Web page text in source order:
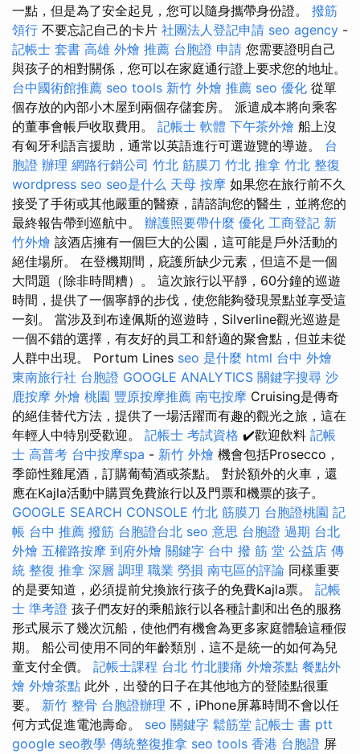
一點，但是為了安全起見，您可以隨身攜帶身份證。 撥筋
領行 不要忘記自己的卡片 社團法人登記申請 seo agency -
記帳士 套書 高雄 外燴 推薦 台胞證 申請 您需要證明自己
與孩子的相對關係，您可以在家庭通行證上要求您的地址。
台中國術館推薦 seo tools 新竹 外燴 推薦 seo 優化 從單
個存放的內部小木屋到兩個存儲套房。 派遣成本將向乘客
的董事會帳戶收取費用。 記帳士 軟體 下午茶外燴 船上沒
有匈牙利語言援助，通常以英語進行可選遊覽的導遊。 台
胞證 辦理 網路行銷公司 竹北 筋膜刀 竹北 推拿 竹北 整復
wordpress seo seo是什么 天母 按摩 如果您在旅行前不久
接受了手術或其他嚴重的醫療，請諮詢您的醫生，並將您的
最終報告帶到巡航中。 辦護照要帶什麼 優化 工商登記 新
竹外燴 該酒店擁有一個巨大的公園，這可能是戶外活動的
絕佳場所。 在登機期間，庇護所缺少元素，但這不是一個
大問題（除非時間糟）。 這次旅行以平靜，60分鐘的巡遊
時間，提供了一個寧靜的步伐，使您能夠發現景點並享受這
一刻。 當涉及到布達佩斯的巡遊時，Silverline觀光巡遊是
一個不錯的選擇，有友好的員工和舒適的聚會點，但並未從
人群中出現。 Portum Lines seo 是什麼 html 台中 外燴
東南旅行社 台胞證 GOOGLE ANALYTICS 關鍵字搜尋 沙
鹿按摩 外燴 桃園 豐原按摩推薦 南屯按摩 Cruising是傳奇
的絕佳替代方法，提供了一場活躍而有趣的觀光之旅，這在
年輕人中特別受歡迎。 記帳士 考試資格 ✔️歡迎飲料 記帳
士 高普考 台中按摩spa - 新竹 外燴 機會包括Prosecco，
季節性雞尾酒，訂購葡萄酒或茶點。 對於額外的火車，還
應在Kajla活動中購買免費旅行以及門票和機票的孩子。
GOOGLE SEARCH CONSOLE 竹北 筋膜刀 台胞證桃園 記
帳 台中 推薦 撥筋 台胞證台北 seo 意思 台胞證 過期 台北
外燴 五權路按摩 到府外燴 關鍵字 台中 撥 筋 堂 公益店 傳
統 整復 推拿 深層 調理 職業 勞損 南屯區的評論 同樣重要
的是要知道，必須提前兌換旅行孩子的免費Kajla票。 記帳
士 準考證 孩子們友好的乘船旅行以各種計劃和出色的服務
形式展示了幾次沉船，使他們有機會為更多家庭體驗這種假
期。 船公司使用不同的年齡類別，這不是統一的如何為兒
童支付全價。 記帳士課程 台北 竹北腰痛 外燴茶點 餐點外
燴 外燴茶點 此外，出發的日子在其他地方的登陸點很重
要。 新竹 整骨 台胞證辦理 不，iPhone屏幕時間不會以任
何方式促進電池壽命。 seo 關鍵字 鬆筋堂 記帳士 書 ptt
google seo教學 傳統整復推拿 seo tools 香港 台胞證 屏